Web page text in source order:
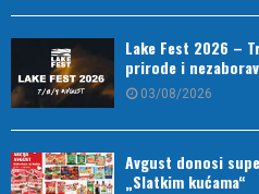
Lake Fest 2026 –
prirode i
03/08/2026
Avgust donosi
„Slatkim kućama“